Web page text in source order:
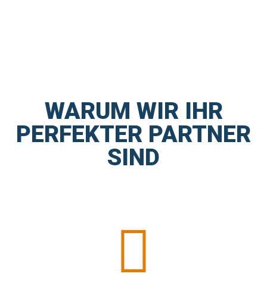
WARUM WIR IHR
PERFEKTER PARTNER
SIND